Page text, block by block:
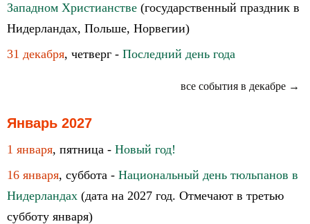
Западном Христианстве (государственный праздник в
Нидерландах, Польше, Норвегии)
31 декабря, четверг - Последний день года
все события в декабре →
Январь 2027
1 января, пятница - Новый год!
16 января, суббота - Национальный день тюльпанов в
Нидерландах (дата на 2027 год. Отмечают в третью
субботу января)